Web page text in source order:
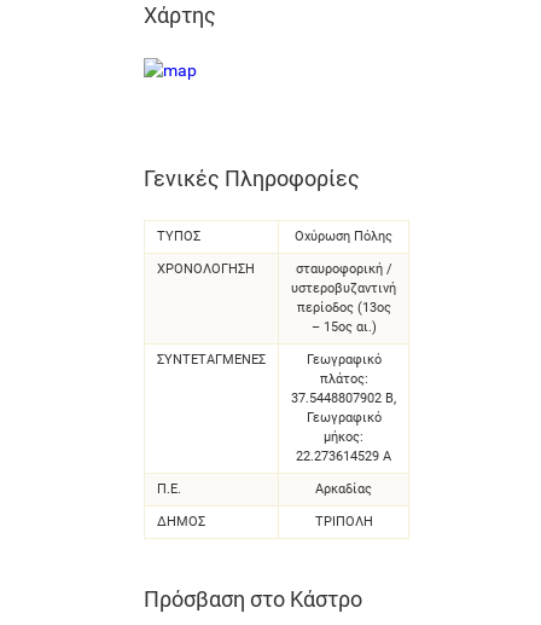
Χάρτης
Γενικές Πληροφορίες
ΤΥΠΟΣ Οχύρωση Πόλης
ΧΡΟΝΟΛΌΓΗΣΗ
σταυροφορική /
υστεροβυζαντινή
περίοδος (13ος
– 15ος αι.)
ΣΥΝΤΕΤΑΓΜΈΝΕΣ
Γεωγραφικό
πλάτος:
37.5448807902 Β,
Γεωγραφικό
μήκος:
22.273614529 Α
Π.Ε. Αρκαδίας
ΔΗΜΟΣ ΤΡΙΠΟΛΗ
Πρόσβαση στο Κάστρο